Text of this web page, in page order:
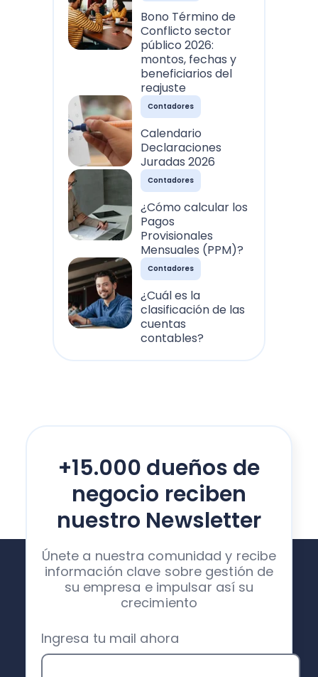
Bono Término de
Conflicto sector
público 2026:
montos, fechas y
beneficiarios del
reajuste
Contadores
Calendario
Declaraciones
Juradas 2026
Contadores
¿Cómo calcular los
Pagos
Provisionales
Mensuales (PPM)?
Contadores
¿Cuál es la
clasificación de las
cuentas
contables?
+15.000 dueños de
negocio reciben
nuestro Newsletter
Únete a nuestra comunidad y recibe
información clave sobre gestión de
su empresa e impulsar así su
crecimiento
Ingresa tu mail ahora